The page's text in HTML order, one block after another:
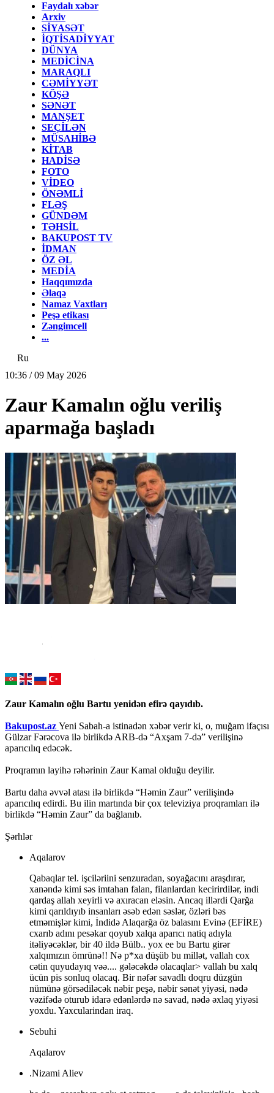
Faydalı xəbər
Arxiv
SİYASƏT
İQTİSADİYYAT
DÜNYA
MEDİCİNA
MARAQLI
CƏMİYYƏT
KÖŞƏ
SƏNƏT
MANŞET
SEÇİLƏN
MÜSAHİBƏ
KİTAB
HADİSƏ
FOTO
VİDEO
ÖNƏMLİ
FLƏŞ
GÜNDƏM
TƏHSİL
BAKUPOST TV
İDMAN
ÖZ ƏL
MEDİA
Haqqımızda
Əlaqə
Namaz Vaxtları
Peşə etikası
Zəngimcell
...
Ru
10:36 / 09 May 2026
Zaur Kamalın oğlu veriliş
aparmağa başladı
Zaur Kamalın oğlu Bartu yenidən efirə qayıdıb.
Bakupost.az Yeni Sabah-a istinadən xəbər verir ki, o, muğam ifaçısı
Gülzar Fərəcova ilə birlikdə ARB-də “Axşam 7-də” verilişinə
aparıcılıq edəcək.
Proqramın layihə rəhərinin Zaur Kamal olduğu deyilir.
Bartu daha əvvəl atası ilə birlikdə “Həmin Zaur” verilişində
aparıcılıq edirdi. Bu ilin martında bir çox televiziya proqramları ilə
birlikdə “Həmin Zaur” da bağlanıb.
Şərhlər
Aqalarov
Qabaqlar tel. işciləriini senzuradan, soyağacını araşdırar,
xanəndə kimi səs imtahan falan, filanlardan kecirirdilər, indi
qardaş allah xeyirli və axıracan eləsin. Ancaq illərdi Qarğa
kimi qarıldıyıb insanları əsəb edən səslər, özləri bəs
etməmişlər kimi, İndidə Alaqarğa öz balasını Evinə (EFİRE)
cxarıb adını pesəkar qoyub xalqa aparıcı natiq adıyla
itəliyəcəklər, bir 40 ildə Bülb.. yox ee bu Bartu girər
xalqımızın ömrünə!! Nə p*xa düşüb bu millət, vallah cox
cətin quyudayıq vəə.... gələcəkdə olacaqlar> vallah bu xalq
ücün pis sonluq olacaq. Bir nəfər savadlı doqru düzgün
nümünə görsədiləcək nəbir peşə, nəbir sənət yiyəsi, nədə
vəzifədə oturub idarə edənlərdə nə savad, nədə əxlaq yiyəsi
yoxdu. Yaxcularindan iraq.
Sebuhi
Aqalarov
.Nizami Aliev